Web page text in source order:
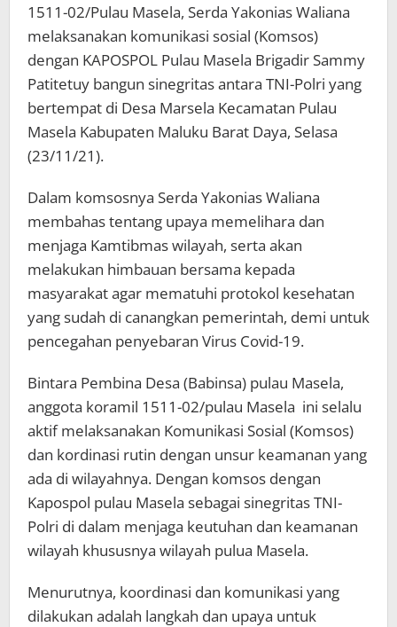
1511-02/Pulau Masela, Serda Yakonias Waliana
melaksanakan komunikasi sosial (Komsos)
dengan KAPOSPOL Pulau Masela Brigadir Sammy
Patitetuy bangun sinegritas antara TNI-Polri yang
bertempat di Desa Marsela Kecamatan Pulau
Masela Kabupaten Maluku Barat Daya, Selasa
(23/11/21).
Dalam komsosnya Serda Yakonias Waliana
membahas tentang upaya memelihara dan
menjaga Kamtibmas wilayah, serta akan
melakukan himbauan bersama kepada
masyarakat agar mematuhi protokol kesehatan
yang sudah di canangkan pemerintah, demi untuk
pencegahan penyebaran Virus Covid-19.
Bintara Pembina Desa (Babinsa) pulau Masela,
anggota koramil 1511-02/pulau Masela ini selalu
aktif melaksanakan Komunikasi Sosial (Komsos)
dan kordinasi rutin dengan unsur keamanan yang
ada di wilayahnya. Dengan komsos dengan
Kapospol pulau Masela sebagai sinegritas TNI-
Polri di dalam menjaga keutuhan dan keamanan
wilayah khususnya wilayah pulua Masela.
Menurutnya, koordinasi dan komunikasi yang
dilakukan adalah langkah dan upaya untuk